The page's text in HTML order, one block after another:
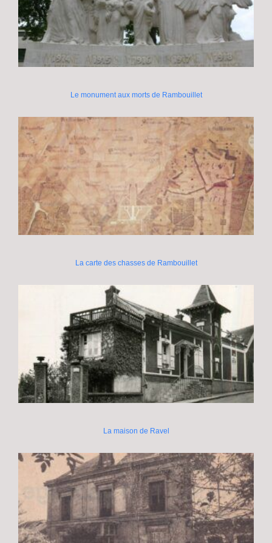
Le monument aux morts de Rambouillet
La carte des chasses de Rambouillet
La maison de Ravel